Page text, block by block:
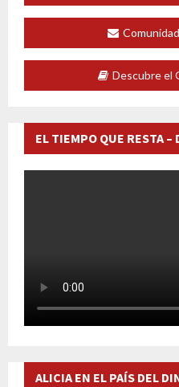
Descubre el
EL TIEMPO QUE RESTA –
ALICIA EN EL PAÍS DEL